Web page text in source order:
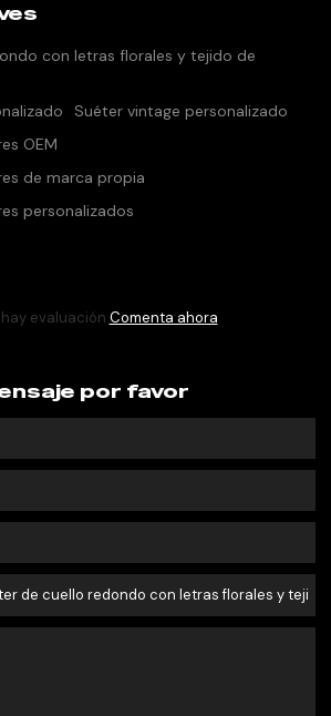
con letras florales y tejido de
Suéter vintage personalizado
OEM
de marca propia
personalizados
evaluación Comenta ahora
por favor